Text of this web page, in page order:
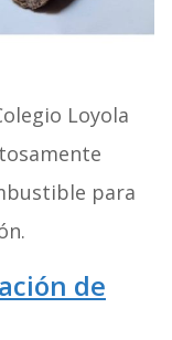
Loyola
para
de